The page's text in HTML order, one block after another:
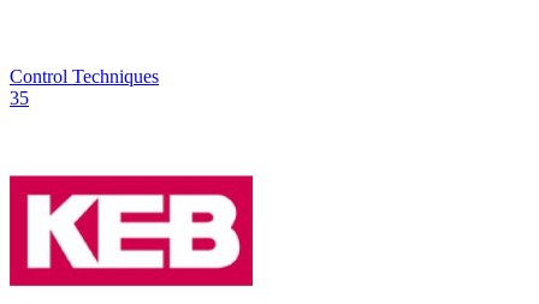
Control Techniques
35